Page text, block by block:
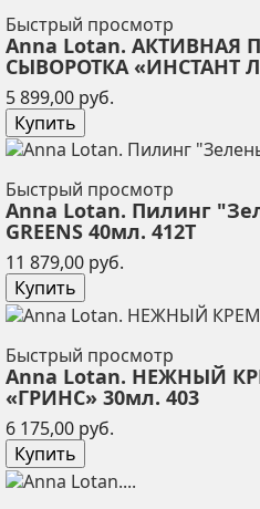
Быстрый просмотр
Anna Lotan.
СЫВОРОТКА «ИНСТАНТ
5 899,00 руб.
Купить
Быстрый просмотр
Anna Lotan. Пилинг
GREENS 40мл. 412T
11 879,00 руб.
Купить
Быстрый просмотр
Anna Lotan. НЕЖНЫЙ
«ГРИНС» 30мл. 403
6 175,00 руб.
Купить